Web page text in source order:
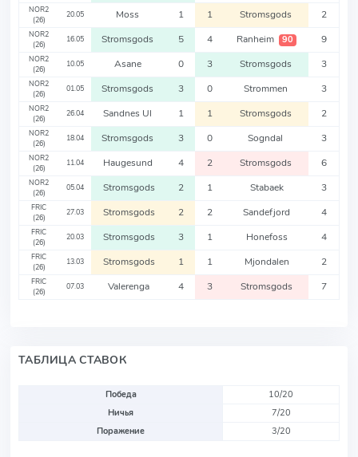
NOR2
(26)
20.05 Moss 1 1 Stromsgods 2
NOR2
(26)
16.05 Stromsgods 5 4 Ranheim 90 9
NOR2
(26)
10.05 Asane 0 3 Stromsgods 3
NOR2
(26)
01.05 Stromsgods 3 0 Strommen 3
NOR2
(26)
26.04 Sandnes Ul 1 1 Stromsgods 2
NOR2
(26)
18.04 Stromsgods 3 0 Sogndal 3
NOR2
(26)
11.04 Haugesund 4 2 Stromsgods 6
NOR2
(26)
05.04 Stromsgods 2 1 Stabaek 3
FRIC
(26)
27.03 Stromsgods 2 2 Sandefjord 4
FRIC
(26)
20.03 Stromsgods 3 1 Honefoss 4
FRIC
(26)
13.03 Stromsgods 1 1 Mjondalen 2
FRIC
(26)
07.03 Valerenga 4 3 Stromsgods 7
ТАБЛИЦА СТАВОК
Победа
10/20
Ничья
7/20
Поражение
3/20